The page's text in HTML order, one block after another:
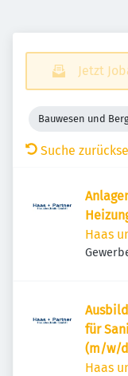
Jetzt
Bauwesen und
Suche
Haas
für
(m/w/
Haas